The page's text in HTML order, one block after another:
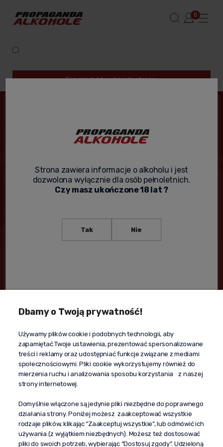
Ten produkt jest niedostępny.
Podaj swój adres e-mail, jeżeli chcesz otrzymywać
Strona zawiera informacje o alkoholu i jest
dozwolona wyłącznie dla osób pełnoletnich.
Czy masz ukończone 18 lat ?
Tak Nie
Kontakt
+48 603 610 870
kontakt@propaganda24h.pl
“Propaganda"
al. Komisji Edukacji Narodowej 51/U5
02-797 Warszawa
Dostawa
Moje konto
Dbamy o Twoją prywatność!
Używamy plików cookie i podobnych technologii, aby
zapamiętać Twoje ustawienia, prezentować spersonalizowane
treści i reklamy oraz udostępniać funkcje związane z mediami
społecznościowymi. Pliki cookie wykorzystujemy również do
mierzenia ruchu i analizowania sposobu korzystania z naszej
strony internetowej.
Domyślnie włączone są jedynie pliki niezbędne do poprawnego
działania strony. Poniżej możesz zaakceptować wszystkie
rodzaje plików, klikając “Zaakceptuj wszystkie”, lub odmówić ich
używania (z wyjątkiem niezbędnych). Możesz też dostosować
pliki do swoich potrzeb, wybierając “Dostosuj zgody”. Udzieloną